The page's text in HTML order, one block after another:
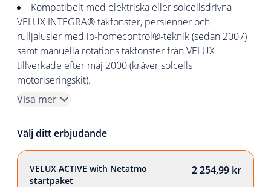
Kompatibelt med elektriska eller solcellsdrivna
VELUX INTEGRA® takfönster, persienner och
rulljalusier med io-homecontrol®-teknik (sedan 2007)
samt manuella rotations takfönster från VELUX
tillverkade efter maj 2000 (kräver solcells
motoriseringskit).
Visa mer
Välj ditt erbjudande
VELUX ACTIVE with Netatmo
startpaket
2 254,99 kr